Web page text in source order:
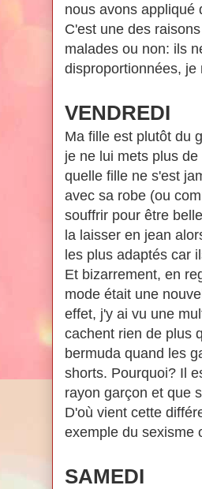
nous avons appliqué
C'est une des
malades ou non: ils
disproportionnées, je
VENDREDI
Ma fille est plutôt du
je ne lui mets plus
quelle fille ne s'est
avec sa robe (ou
souffrir pour être
la laisser en jean
les plus adaptés car
Et bizarrement, en
mode était une
effet, j'y ai vu une
cachent rien de plus
bermuda quand les
shorts. Pourquoi? Il
rayon garçon et que
D'où vient cette
exemple du sexisme
SAMEDI